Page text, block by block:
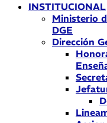
INSTITUCIONAL
Ministerio
DGE
Dirección